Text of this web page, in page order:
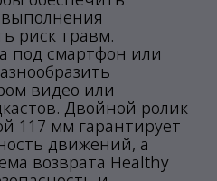
риск травм.
под смартфон или
видео или
Двойной ролик
117 мм гарантирует
движений, а
возврата Healthy